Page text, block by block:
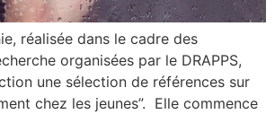
réalisée dans le cadre des
organisées par le DRAPPS,
une sélection de références sur
chez les jeunes”. Elle commence